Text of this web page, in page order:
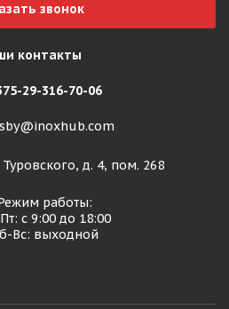
звонок
контакты
29-316-70-06
д. 4, пом. 268
работы:
с 9:00 до 18:00
Вс: выходной